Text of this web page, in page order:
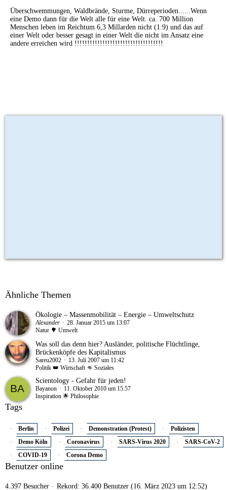
Überschwemmungen, Waldbrände, Sturme, Dürreperioden......Wenn
eine Demo dann für die Welt alle für eine Welt. ca. 700 Million
Menschen leben im Reichtum 6,3 Millarden nicht (1:9) und das auf
einer Welt oder besser gesagt in einer Welt die nicht im Ansatz eine
andere erreichen wird !!!!!!!!!!!!!!!!!!!!!!!!!!!!!!!!!!!
Ähnliche Themen
Ökologie – Massenmobilität – Energie – Umweltschutz
Alexander
28. Januar 2015 um 13:07
Natur 🌳 Umwelt
Was soll das denn hier? Ausländer, politische Flüchtlinge,
Brückenköpfe des Kapitalismus
Sareu2002
13. Juli 2007 um 11:42
Politik 👑 Wirtschaft 👊 Soziales
Scientology - Gefahr für jeden!
Bayanon
11. Oktober 2010 um 15:57
Inspiration 🌟 Philosophie
Tags
Berlin Polizei Demonstration (Protest)
Polizisten
Demo Köln
Coronavirus SARS-Virus 2020
SARS-CoV-2
COVID-19
Corona Demo
Benutzer online
4.397 Besucher Rekord: 36.400 Benutzer (16. März 2023 um 12:52)